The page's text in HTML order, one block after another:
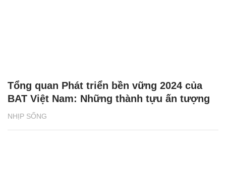
NHỊP SỐNG
Tổng quan Phát triển bền vững 2024 của
BAT Việt Nam: Những thành tựu ấn tượng